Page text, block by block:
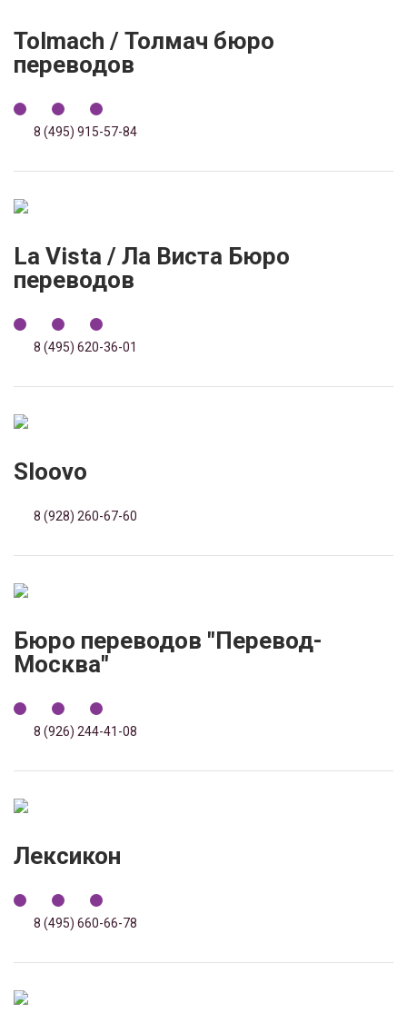
Tolmach / Толмач бюро
переводов
8 (495) 915-57-84
La Vista / Ла Виста Бюро
переводов
8 (495) 620-36-01
Sloovo
8 (928) 260-67-60
Бюро переводов "Перевод-
Москва"
8 (926) 244-41-08
Лексикон
8 (495) 660-66-78